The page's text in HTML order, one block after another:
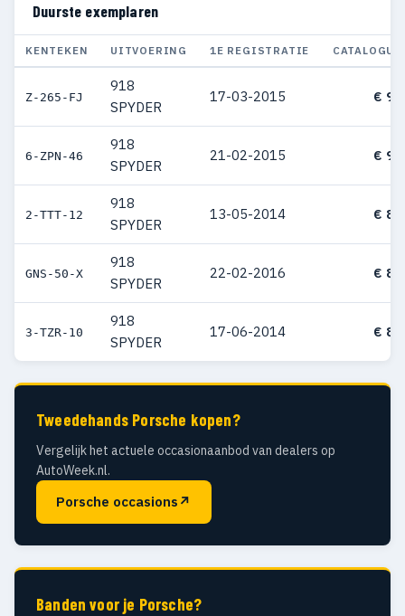
Duurste exemplaren
KENTEKEN UITVOERING 1E REGISTRATIE
Z-265-FJ
918
SPYDER
17-03-2015 €
6-ZPN-46
918
SPYDER
21-02-2015 €
2-TTT-12
918
SPYDER
13-05-2014 €
GNS-50-X
918
SPYDER
22-02-2016 €
3-TZR-10
918
SPYDER
17-06-2014 €
Tweedehands Porsche kopen?
Vergelijk het actuele occasionaanbod van dealers op
AutoWeek.nl.
Porsche occasions ↗
Banden voor je Porsche?